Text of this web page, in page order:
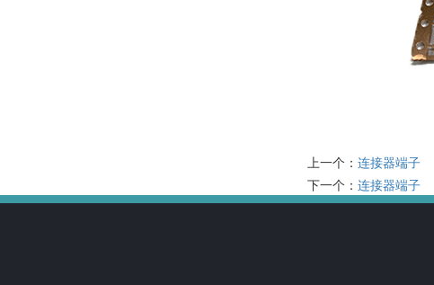
上一个： 连接器端子
下一个： 连接器端子